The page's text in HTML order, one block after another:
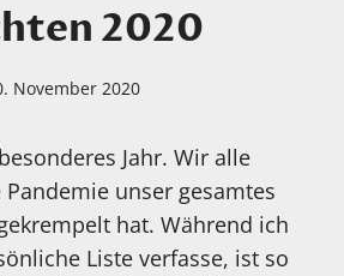
2020
November 2020
Jahr. Wir alle
unser gesamtes
hat. Während ich
Liste verfasse, ist so